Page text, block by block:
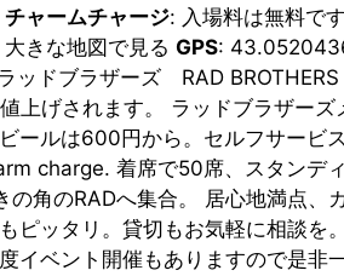
ャームチャージ: 入場料は無料です
大きな地図で見る GPS:
ッドブラザーズ RAD
上げされます。 ラッドブラザー
ールは600円から。セルフサービ
charge. 着席で50席、スタンデ
の角のRADへ集合。 居心地満点、
ピッタリ。貸切もお気軽に相談を
イベント開催もありますので是